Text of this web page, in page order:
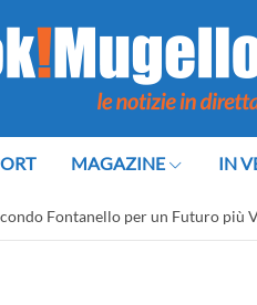
MAGAZINE IN
Fontanello per un Futuro più